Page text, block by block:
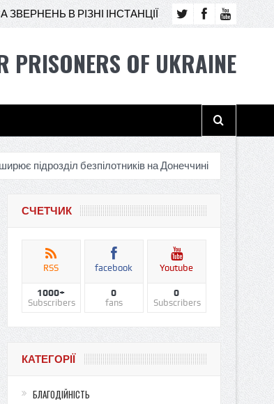
ЗВЕРНЕНЬ В РІЗНІ ІНСТАНЦІЇ
OF UKRAINE
безпілотників на Донеччині “У зоні бою мені
СЧЕТЧИК
RSS
1000+
Subscribers
facebook
0
fans
Youtube
0
Subscribers
КАТЕГОРІЇ
БЛАГОДІЙНІСТЬ